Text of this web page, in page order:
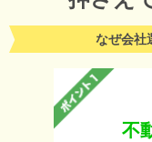
なぜ会社
不